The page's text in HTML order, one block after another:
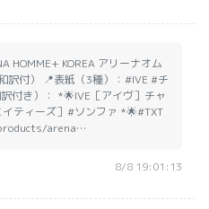
HOMME+ KOREA アリーナオム
訳付） 📍表紙（3種）：#IVE #チ
付き）： *🌟IVE［アイヴ］チャ
ティーズ］#ソンファ *🌟#TXT
arena…
8/8 19:01:13